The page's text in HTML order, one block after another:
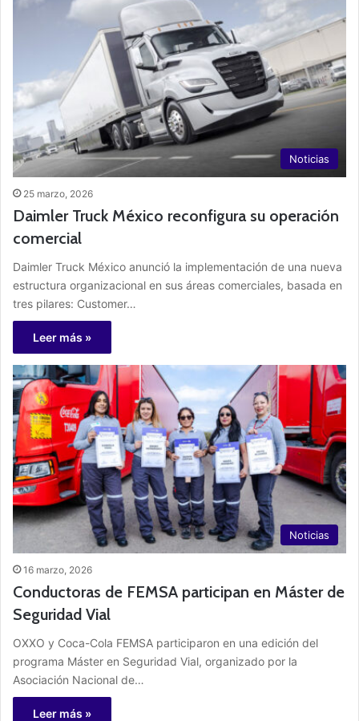
Noticias
25 marzo, 2026
Daimler Truck México reconfigura su operación
comercial
Daimler Truck México anunció la implementación de una nueva
estructura organizacional en sus áreas comerciales, basada en
tres pilares: Customer…
Leer más »
Noticias
16 marzo, 2026
Conductoras de FEMSA participan en Máster de
Seguridad Vial
OXXO y Coca-Cola FEMSA participaron en una edición del
programa Máster en Seguridad Vial, organizado por la
Asociación Nacional de…
Leer más »